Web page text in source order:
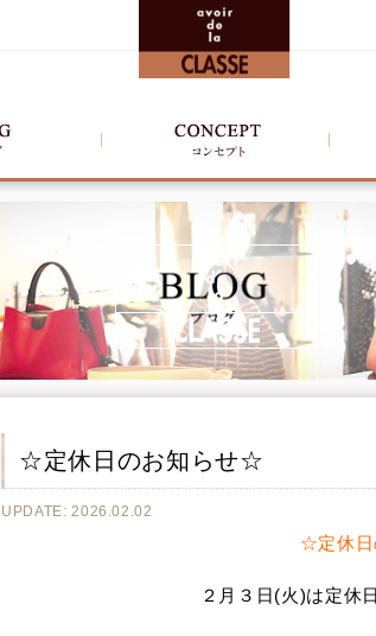
☆定休日のお知らせ☆
UPDATE: 2026.02.02
☆定休
２月３日(火)は定休